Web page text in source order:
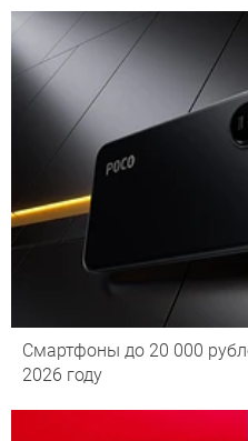
Смартфоны до 20 000
2026 году